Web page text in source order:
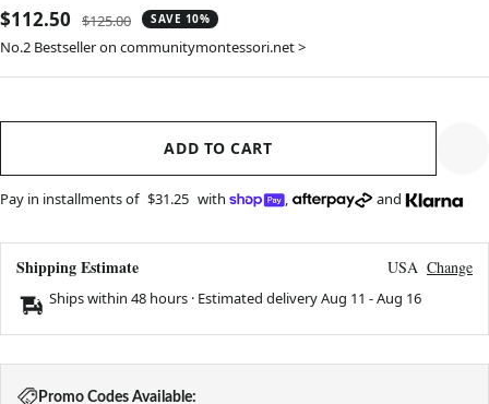
Sale
price
$112.50
Regular
price
$125.00 SAVE 10%
No.2 Bestseller on communitymontessori.net >
ADD TO CART
Pay in installments of $31.25 with , and
Shipping Estimate USA Change
Ships within 48 hours · Estimated deliveryAug 11 -Aug 16
Promo Codes Available: